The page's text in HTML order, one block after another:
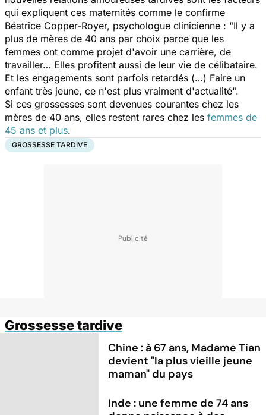
qui expliquent ces maternités comme le confirme
Béatrice Copper-Royer, psychologue clinicienne : "Il y a
plus de mères de 40 ans par choix parce que les
femmes ont comme projet d'avoir une carrière, de
travailler… Elles profitent aussi de leur vie de célibataire.
Et les engagements sont parfois retardés (…) Faire un
enfant très jeune, ce n'est plus vraiment d'actualité".
Si ces grossesses sont devenues courantes chez les
mères de 40 ans, elles restent rares chez les femmes de
45 ans et plus.
GROSSESSE TARDIVE
Grossesse tardive
Chine : à 67 ans, Madame Tian
devient "la plus vieille jeune
maman" du pays
Inde : une femme de 74 ans